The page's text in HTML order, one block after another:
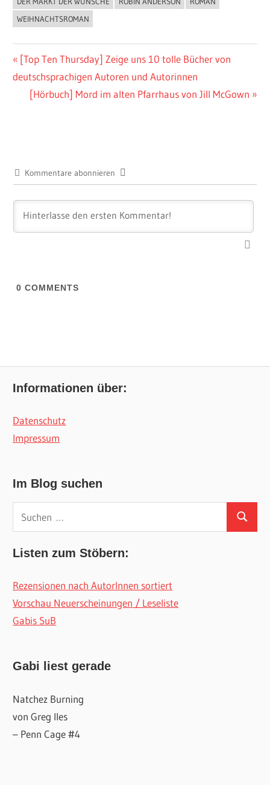
BUCHIGES
WEIHNACHTSROMAN
Beitragsnavigation
Vorheriger
Beitrag:
[Top Ten Thursday] Zeige uns 10 tolle Bücher von
deutschsprachigen Autoren und Autorinnen
Nächster
[Hörbuch] Mord im alten Pfarrhaus von Jill McGown
Kommentare abonnieren
0 COMMENTS
Informationen über:
Datenschutz
Impressum
Im Blog suchen
Suchen
Listen zum Stöbern:
Rezensionen nach AutorInnen sortiert
Vorschau Neuerscheinungen / Leseliste
Gabis SuB
Gabi liest gerade
Natchez Burning
von Greg Iles
– Penn Cage #4